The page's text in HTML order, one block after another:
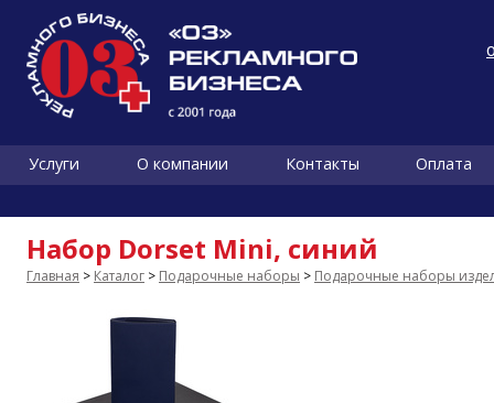
Услуги О компании Контакты Оплата
Набор Dorset Mini, синий
Главная > Каталог > Подарочные наборы > Подарочные наборы